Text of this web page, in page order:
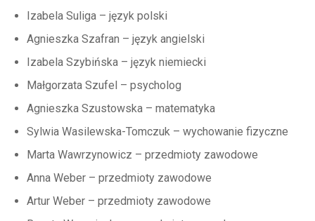
Izabela Suliga – język polski
Agnieszka Szafran – język angielski
Izabela Szybińska – język niemiecki
Małgorzata Szufel – psycholog
Agnieszka Szustowska – matematyka
Sylwia Wasilewska-Tomczuk – wychowanie fizyczne
Marta Wawrzynowicz – przedmioty zawodowe
Anna Weber – przedmioty zawodowe
Artur Weber – przedmioty zawodowe